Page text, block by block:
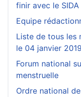
finir avec le SIDA
Equipe
Liste de tous les
le 04 janvier 2019
Forum national
menstruelle
Ordre national